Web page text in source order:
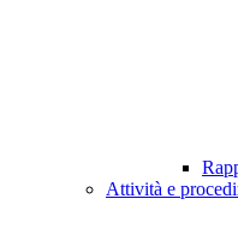
Attività e